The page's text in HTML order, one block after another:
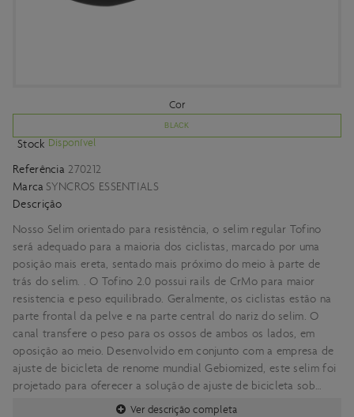
Cor
BLACK
Stock Disponível
Referência 270212
Marca SYNCROS ESSENTIALS
Descrição
Nosso Selim orientado para resistência, o selim regular Tofino
será adequado para a maioria dos ciclistas, marcado por uma
posição mais ereta, sentado mais próximo do meio à parte de
trás do selim. . O Tofino 2.0 possui rails de CrMo para maior
resistencia e peso equilibrado. Geralmente, os ciclistas estão na
parte frontal da pelve e na parte central do nariz do selim. O
canal transfere o peso para os ossos de ambos os lados, em
oposição ao meio. Desenvolvido em conjunto com a empresa de
ajuste de bicicleta de renome mundial Gebiomized, este selim foi
projetado para oferecer a solução de ajuste de bicicleta sob
Ver descrição completa